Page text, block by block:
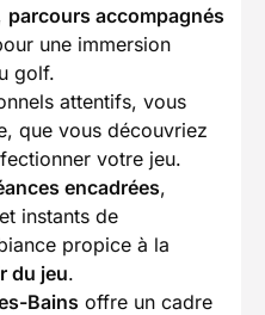
parcours accompagnés
une immersion
golf.
attentifs, vous
que vous découvriez
votre jeu.
encadrées,
et instants de
propice à la
du jeu.
Bains offre un cadre